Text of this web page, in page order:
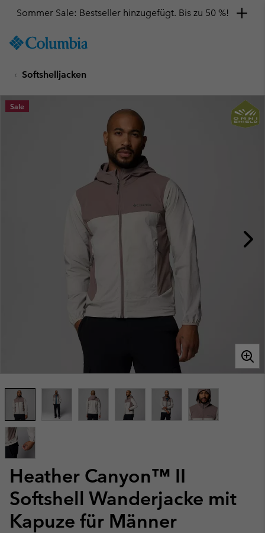
TO
SKIP
MAIN
NAV
Sommer Sale: Bestseller hinzugefügt. Bis zu 50 %!
Softshelljacken
Heather Canyon™ II
Softshell Wanderjacke mit
Kapuze für Männer
Sale